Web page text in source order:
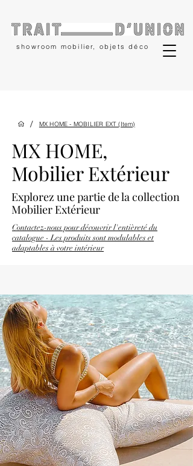
showroom mobilier, objets déco
/ MX HOME - MOBILIER EXT (Item)
MX HOME,
Mobilier Extérieur
Explorez une partiede la collection
Mobilier Extérieur
Contactez-nous pour découvrir l'entièreté du
catalogue - Les produits sont modulables et
adaptables à votre intérieur